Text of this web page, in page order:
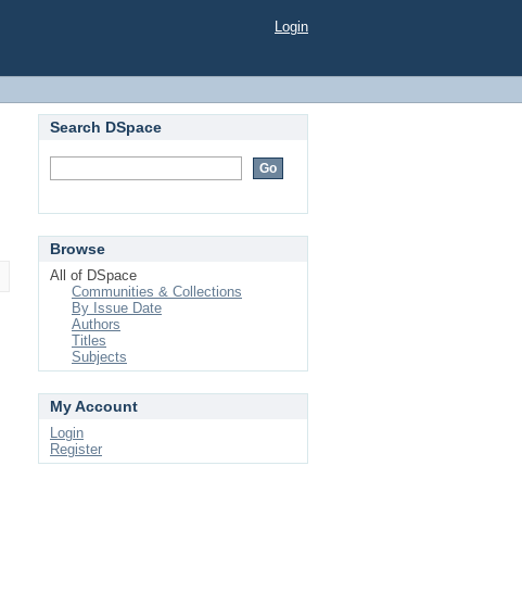
Login
Search DSpace
Browse
All of DSpace
Communities & Collections
By Issue Date
Authors
Titles
Subjects
My Account
Login
Register